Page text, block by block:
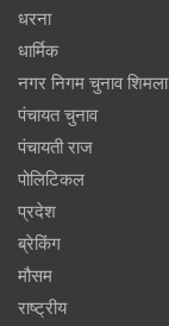
धरना
धार्मिक
नगर निगम चुनाव शिमला
पंचायत चुनाव
पंचायती राज
पोलिटिकल
प्रदेश
ब्रेकिंग
मौसम
राष्ट्रीय